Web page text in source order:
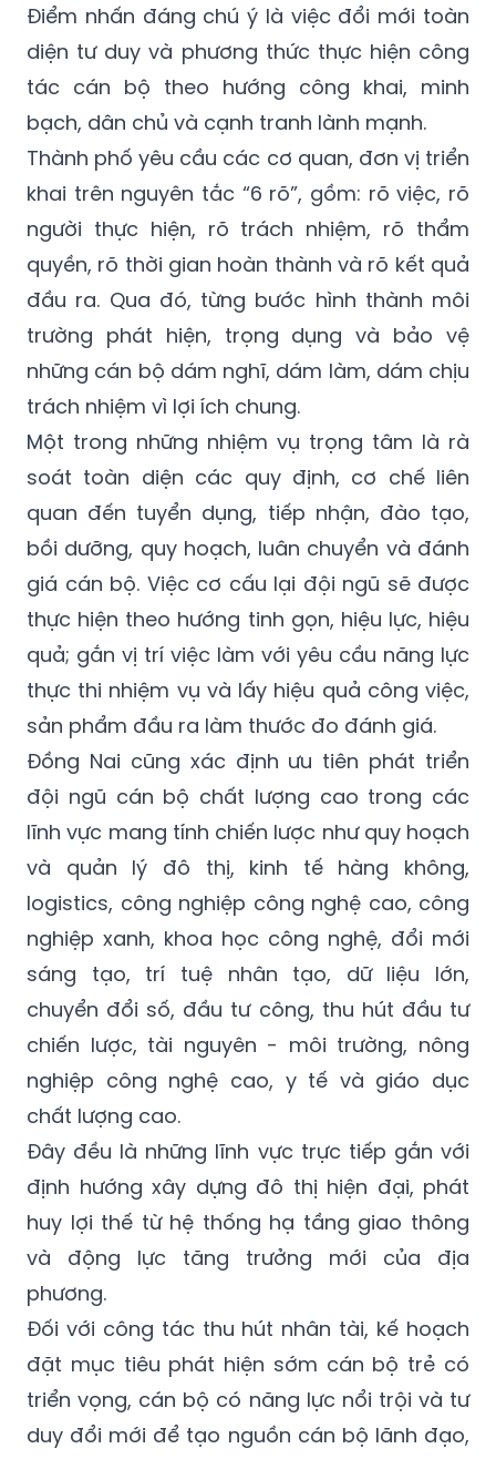
Điểm nhấn đáng chú ý là việc đổi mới toàn
diện tư duy và phương thức thực hiện công
tác cán bộ theo hướng công khai, minh
bạch, dân chủ và cạnh tranh lành mạnh.
Thành phố yêu cầu các cơ quan, đơn vị triển
khai trên nguyên tắc “6 rõ”, gồm: rõ việc, rõ
người thực hiện, rõ trách nhiệm, rõ thẩm
quyền, rõ thời gian hoàn thành và rõ kết quả
đầu ra. Qua đó, từng bước hình thành môi
trường phát hiện, trọng dụng và bảo vệ
những cán bộ dám nghĩ, dám làm, dám chịu
trách nhiệm vì lợi ích chung.
Một trong những nhiệm vụ trọng tâm là rà
soát toàn diện các quy định, cơ chế liên
quan đến tuyển dụng, tiếp nhận, đào tạo,
bồi dưỡng, quy hoạch, luân chuyển và đánh
giá cán bộ. Việc cơ cấu lại đội ngũ sẽ được
thực hiện theo hướng tinh gọn, hiệu lực, hiệu
quả; gắn vị trí việc làm với yêu cầu năng lực
thực thi nhiệm vụ và lấy hiệu quả công việc,
sản phẩm đầu ra làm thước đo đánh giá.
Đồng Nai cũng xác định ưu tiên phát triển
đội ngũ cán bộ chất lượng cao trong các
lĩnh vực mang tính chiến lược như quy hoạch
và quản lý đô thị, kinh tế hàng không,
logistics, công nghiệp công nghệ cao, công
nghiệp xanh, khoa học công nghệ, đổi mới
sáng tạo, trí tuệ nhân tạo, dữ liệu lớn,
chuyển đổi số, đầu tư công, thu hút đầu tư
chiến lược, tài nguyên - môi trường, nông
nghiệp công nghệ cao, y tế và giáo dục
chất lượng cao.
Đây đều là những lĩnh vực trực tiếp gắn với
định hướng xây dựng đô thị hiện đại, phát
huy lợi thế từ hệ thống hạ tầng giao thông
và động lực tăng trưởng mới của địa
phương.
Đối với công tác thu hút nhân tài, kế hoạch
đặt mục tiêu phát hiện sớm cán bộ trẻ có
triển vọng, cán bộ có năng lực nổi trội và tư
duy đổi mới để tạo nguồn cán bộ lãnh đạo,